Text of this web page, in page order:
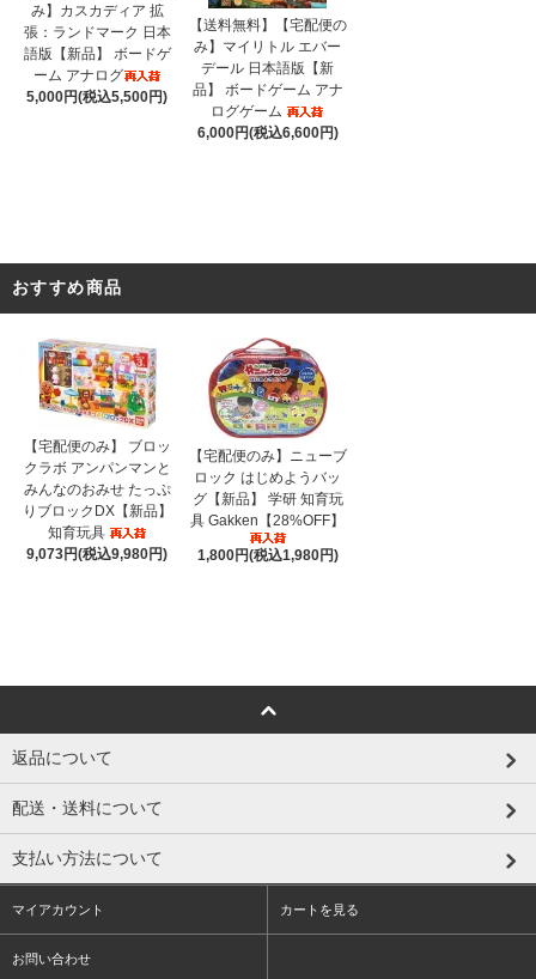
み】カスカディア 拡
張：ランドマーク 日本
語版【新品】 ボードゲ
ーム アナログ
5,000円(税込5,500円)
【送料無料】【宅配便の
み】マイリトル エバー
デール 日本語版【新
品】 ボードゲーム アナ
ログゲーム
6,000円(税込6,600円)
おすすめ商品
【宅配便のみ】 ブロッ
クラボ アンパンマンと
みんなのおみせ たっぷ
りブロックDX【新品】
知育玩具
9,073円(税込9,980円)
【宅配便のみ】ニューブ
ロック はじめようバッ
グ【新品】 学研 知育玩
具 Gakken【28%OFF】
1,800円(税込1,980円)
返品について
配送・送料について
支払い方法について
マイアカウント カートを見る
お問い合わせ